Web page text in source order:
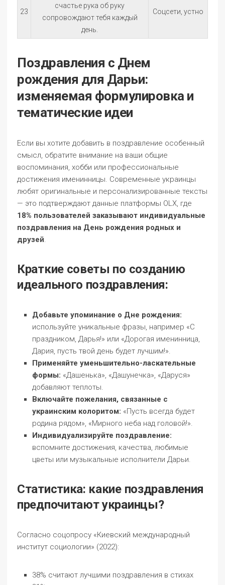
23
счастье рука об руку
сопровождают тебя каждый
день.
Соцсети, устно
Поздравления с Днем
рождения для Дарьи:
изменяемая формулировка и
тематические идеи
Если вы хотите добавить в поздравление особенный
смысл, обратите внимание на ваши общие
воспоминания, хобби или профессиональные
достижения именинницы. Современные украинцы
любят оригинальные и персонализированные тексты
— это подтверждают данные платформы OLX, где
18% пользователей заказывают индивидуальные
поздравления на День рождения родных и
друзей.
Краткие советы по созданию
идеального поздравления:
Добавьте упоминание о Дне рождения:
используйте уникальные фразы, например «С
праздником, Дарья!» или «Дорогая именинница,
Дария, пусть твой день будет лучшим!».
Применяйте уменьшительно-ласкательные
формы: «Дашенька», «Дашунечка», «Даруся»
добавляют теплоты.
Включайте пожелания, связанные с
украинским колоритом: «Пусть всегда будет
родина рядом», «Мирного неба над головой!».
Индивидуализируйте поздравление:
вспомните достижения, качества, любимые
цветы или музыкальные исполнители Дарьи.
Статистика: какие поздравления
предпочитают украинцы?
Согласно соцопросу «Киевский международный
институт социологии» (2022):
38% считают лучшими поздравления в стихах